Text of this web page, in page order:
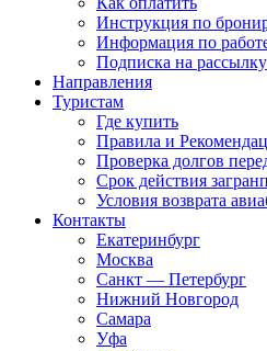
Инструкция по
Информация по
Подписка на рассылку
Направления
Туристам
Где купить
Правила и
Проверка долгов
Срок действия
Условия возврата
Контакты
Екатеринбург
Москва
Санкт — Петербург
Нижний Новгород
Самара
Уфа